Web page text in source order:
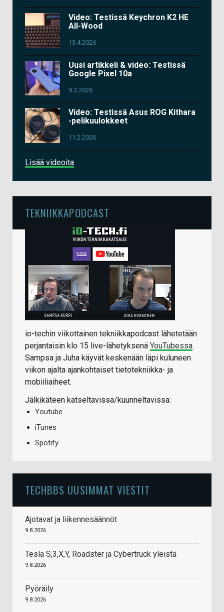
Video: Testissä Keychron K2 HE
All-Wood
13.4.2026
Uusi artikkeli & video: Testissä
Google Pixel 10a
9.3.2026
Video: Testissä Asus ROG Kithara
-pelikuulokkeet
11.2.2026
Lisää videoita
TEKNIIKKAPODCAST
io-techin viikottainen tekniikkapodcast lähetetään
perjantaisin klo 15 live-lähetyksenä YouTubessa.
Sampsa ja Juha käyvät keskenään läpi kuluneen
viikon ajalta ajankohtaiset tietotekniikka- ja
mobiiliaiheet.
Jälkikäteen katseltavissa/kuunneltavissa:
Youtube
iTunes
Spotify
TECHBBS UUSIMMAT VIESTIT
Ajotavat ja liikennesäännöt
9.8.2026
Tesla S,3,X,Y, Roadster ja Cybertruck yleistä
9.8.2026
Pyöräily
9.8.2026